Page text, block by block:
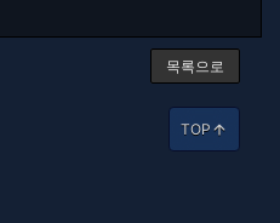
목록으로
TOP arrow_upward